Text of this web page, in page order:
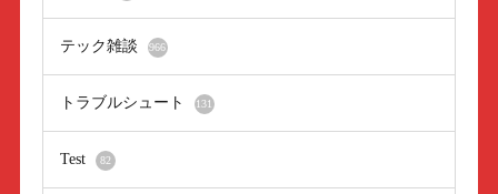
テック雑談 966
トラブルシュート 131
Test 82